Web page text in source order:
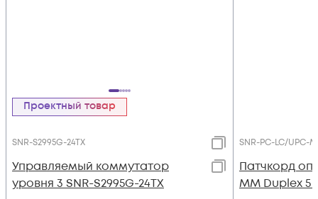
Проектный товар
SNR-S2995G-24TX
Управляемый коммутатор
уровня 3 SNR-S2995G-24TX
SNR-PC-LC/UPC-
Патчкорд
MM Duplex 5